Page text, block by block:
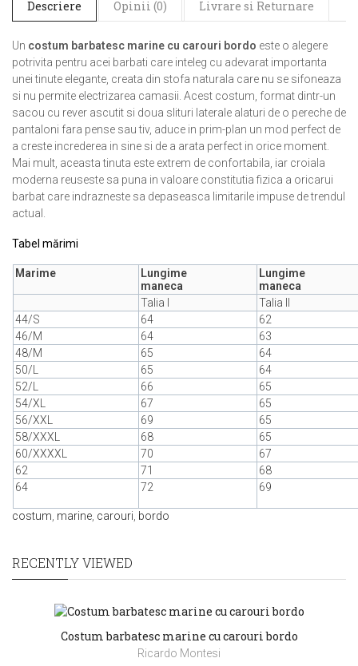
Descriere Opinii (0) Livrare si Returnare
Un costum barbatesc marine cu carouri bordo este o alegere
potrivita pentru acei barbati care inteleg cu adevarat importanta
unei tinute elegante, creata din stofa naturala care nu se sifoneaza
si nu permite electrizarea camasii. Acest costum, format dintr-un
sacou cu rever ascutit si doua slituri laterale alaturi de o pereche de
pantaloni fara pense sau tiv, aduce in prim-plan un mod perfect de
a creste increderea in sine si de a arata perfect in orice moment.
Mai mult, aceasta tinuta este extrem de confortabila, iar croiala
moderna reuseste sa puna in valoare constitutia fizica a oricarui
barbat care indrazneste sa depaseasca limitarile impuse de trendul
actual.
Tabel mărimi
Marime
Lungime
maneca
Lungime
maneca
Talia I
Talia II
44/S
64
62
46/M
64
63
48/M
65
64
50/L
65
64
52/L
66
65
54/XL
67
65
56/XXL
69
65
58/XXXL
68
65
60/XXXXL
70
67
62
71
68
64
72 69
costum, marine, carouri, bordo
RECENTLY VIEWED
Costum barbatesc marine cu carouri bordo
Ricardo Montesi